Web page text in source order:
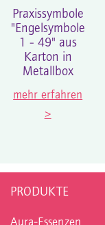
Praxissymbole
"Engelsymbole
1 - 49" aus
Karton in
Metallbox
mehr erfahren
>
PRODUKTE